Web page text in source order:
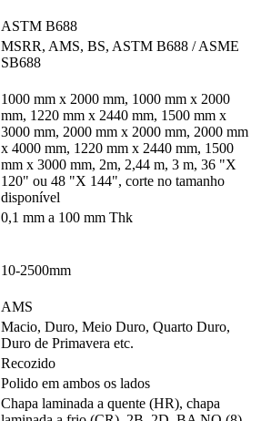
ASTM B688
MSRR, AMS, BS, ASTM B688 / ASME
SB688
1000 mm x 2000 mm, 1000 mm x 2000
mm, 1220 mm x 2440 mm, 1500 mm x
3000 mm, 2000 mm x 2000 mm, 2000 mm
x 4000 mm, 1220 mm x 2440 mm, 1500
mm x 3000 mm, 2m, 2,44 m, 3 m, 36 "X
120" ou 48 "X 144", corte no tamanho
disponível
0,1 mm a 100 mm Thk
10-2500mm
AMS
Macio, Duro, Meio Duro, Quarto Duro,
Duro de Primavera etc.
Recozido
Polido em ambos os lados
Chapa laminada a quente (HR), chapa